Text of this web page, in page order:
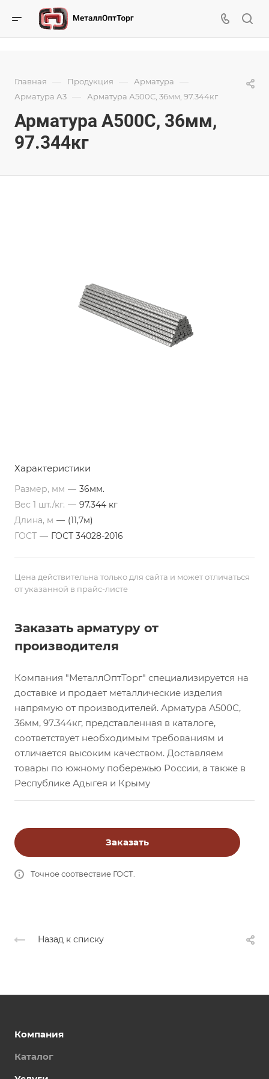
Главная — Продукция — Арматура —
Арматура А3 — Арматура А500С, 36мм, 97.344кг
Арматура А500С, 36мм,
97.344кг
Характеристики
Размер, мм — 36мм.
Вес 1 шт./кг. — 97.344 кг
Длина, м — (11,7м)
ГОСТ — ГОСТ 34028-2016
Цена действительна только для сайта и может отличаться
от указанной в прайс-листе
Заказать арматуру от
производителя
Компания "МеталлОптТорг" специализируется на
доставке и продает металлические изделия
напрямую от производителей. Арматура А500С,
36мм, 97.344кг, представленная в каталоге,
соответствует необходимым требованиям и
отличается высоким качеством. Доставляем
товары по южному побережью России, а также в
Республике Адыгея и Крыму
Заказать
Точное соотвествие ГОСТ.
Назад к списку
Компания
Каталог